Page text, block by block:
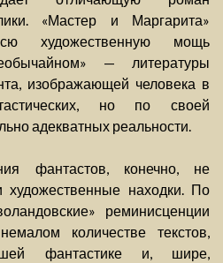
«Мастер и Маргарита»
художественную мощь
— литературы
изображающей человека в
но по своей
адекватных реальности.
фантастов, конечно, не
находки. По
реминисценции
количестве текстов,
фантастике и, шире,